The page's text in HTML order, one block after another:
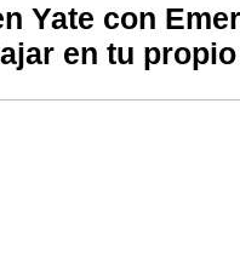
Yate con
en tu